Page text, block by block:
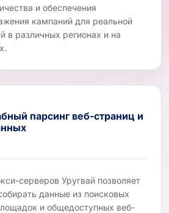
и обеспечения
кампаний для реальной
в различных регионах и на
парсинг веб-страниц и
серверов Уругвай позволяет
данные из поисковых
и общедоступных веб-